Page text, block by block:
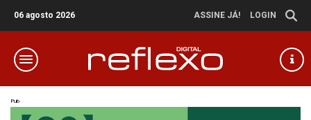
06 agosto 2026 ASSINE JÁ! LOGIN
Pub